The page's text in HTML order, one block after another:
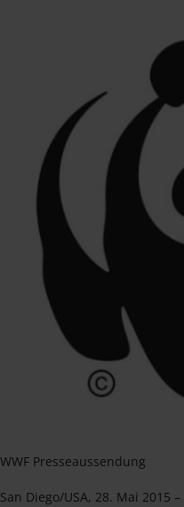
WWF Presseaussendung
San Diego/USA, 28. Mai 2015 –